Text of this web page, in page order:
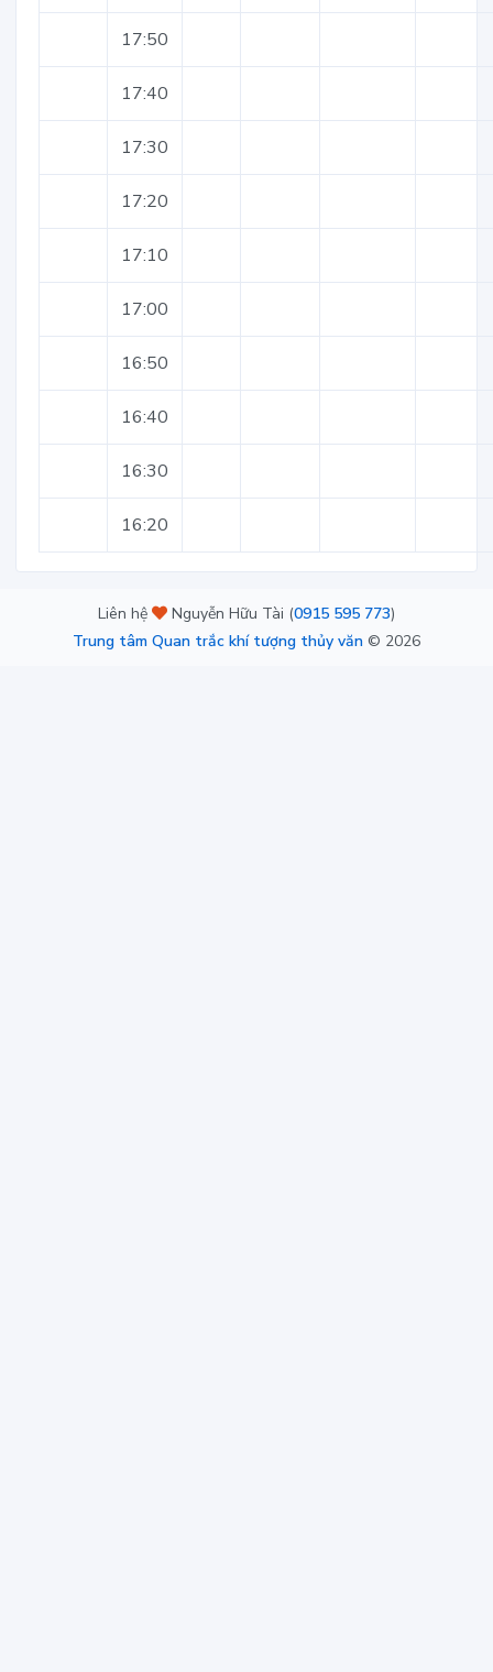
17:50
17:40
17:30
17:20
17:10
17:00
16:50
16:40
16:30
16:20
Liên hệ Nguyễn Hữu Tài (0915 595 773)
Trung tâm Quan trắc khí tượng thủy văn © 2026